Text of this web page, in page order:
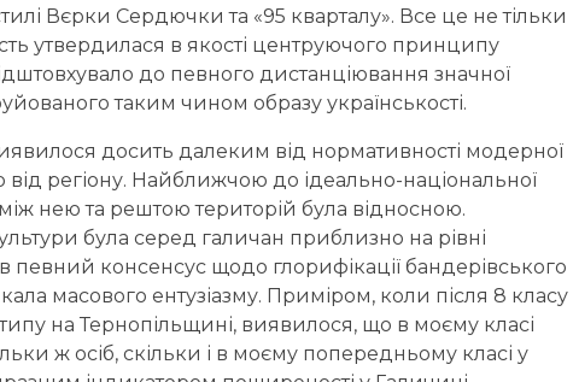
Вєрки Сердючки та «95 кварталу». Все це не тільки
утвердилася в якості центруючого принципу
до певного дистанціювання значної
таким чином образу українськості.
досить далеким від нормативності модерної
від регіону. Найближчою до ідеально-національної
нею та рештою територій була відносною.
була серед галичан приблизно на рівні
певний консенсус щодо глорифікації бандерівського
масового ентузіазму. Приміром, коли після 8 класу
на Тернопільщині, виявилося, що в моєму класі
ж осіб, скільки і в моєму попередньому класі у